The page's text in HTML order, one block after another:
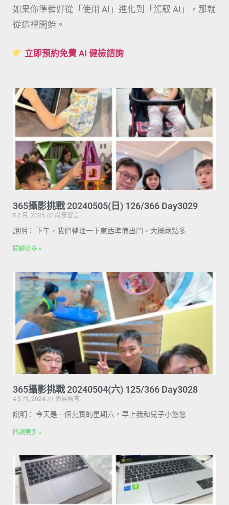
如果你準備好從「使用 AI」進化到「駕馭 AI」，那就
從這裡開始。
立即預約免費 AI 健檢諮詢
365攝影挑戰 20240505(日) 126/366 Day3029
5 5 月, 2024
尚無留言
說明： 下午，我們整理一下東西準備出門，大概兩點多
閱讀更多 »
365攝影挑戰 20240504(六) 125/366 Day3028
4 5 月, 2024
尚無留言
說明： 今天是一個充實的星期六。早上我和兒子小悠悠
閱讀更多 »